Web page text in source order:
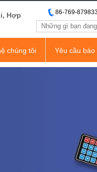
Hợp
86-769-
chúng tôi Yêu cầu báo